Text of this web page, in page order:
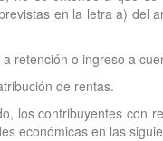
en la letra a) del
retención o ingreso a
de rentas.
los contribuyentes con
económicas en las